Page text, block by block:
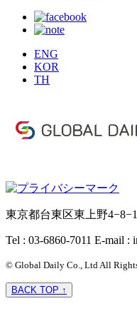
ENG
KOR
TH
東京都台東区東上野
Tel : 03-6860-7011 E-mail :
© Global Daily Co., Ltd All
BACK TOP ↑